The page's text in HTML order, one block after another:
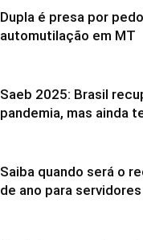
Dupla é presa por
automutilação em MT
Saeb 2025: Brasil
pandemia, mas ainda
Saiba quando será o
de ano para